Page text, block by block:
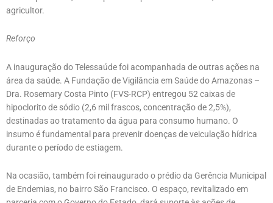
agricultor.
Reforço
A inauguração do Telessaúde foi acompanhada de outras ações na
área da saúde. A Fundação de Vigilância em Saúde do Amazonas –
Dra. Rosemary Costa Pinto (FVS-RCP) entregou 52 caixas de
hipoclorito de sódio (2,6 mil frascos, concentração de 2,5%),
destinadas ao tratamento da água para consumo humano. O
insumo é fundamental para prevenir doenças de veiculação hídrica
durante o período de estiagem.
Na ocasião, também foi reinaugurado o prédio da Gerência Municipal
de Endemias, no bairro São Francisco. O espaço, revitalizado em